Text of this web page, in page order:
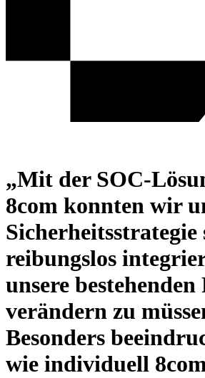
„Mit der SOC-
8com konnten wir
Sicherheitsstrategie
reibungslos
unsere bestehenden
verändern zu
Besonders
wie individuell